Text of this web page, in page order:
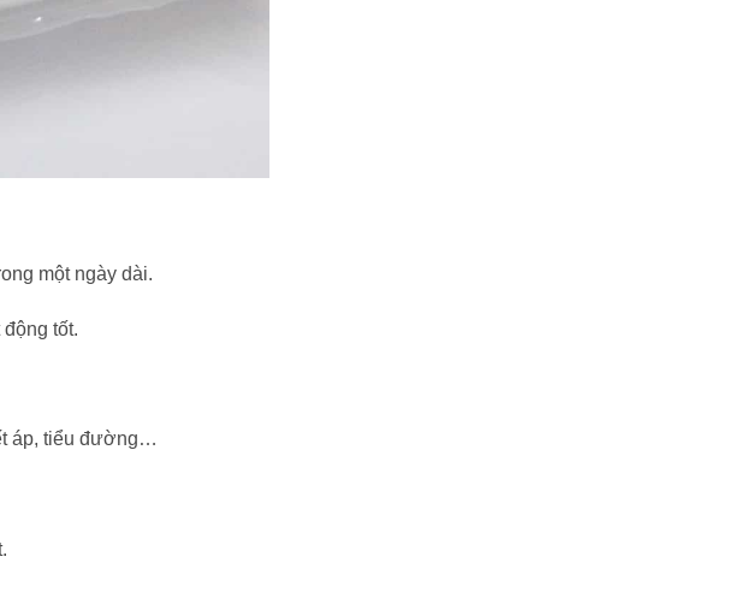
một ngày dài.
tốt.
áp, tiểu đường…